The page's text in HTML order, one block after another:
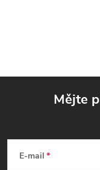
Mějte
E-mail